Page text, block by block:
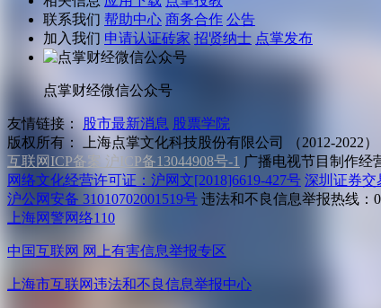
联系我们 帮助中心 商务合作 公告
加入我们 申请认证砖家 招贤纳士 点掌发布
点掌财经微信公众号
友情链接： 股市最新消息 股票学院
版权所有：
上海点掌文化科技股份有限公司 （2012-2022）
互联网ICP备案 沪ICP备13044908号-1 广播电视节目制作经
网络文化经营许可证：沪网文[2018]6619-427号 深圳证券交
沪公网安备 31010702001519号 违法和不良信息举报热线：
上海网警网络110
中国互联网 网上有害信息举报专区
上海市互联网违法和不良信息举报中心